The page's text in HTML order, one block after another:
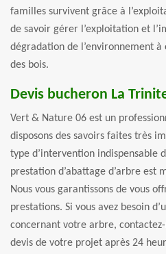
familles survivent grâce à
de savoir gérer l’exploitation et
dégradation de l’environnement
des bois.
Devis bucheron La
Vert & Nature 06 est un
disposons des savoirs faites très
type d’intervention indispensable
prestation d’abattage d’arbre est
Nous vous garantissons de vous
prestations. Si vous avez besoin
concernant votre arbre,
devis de votre projet après 24